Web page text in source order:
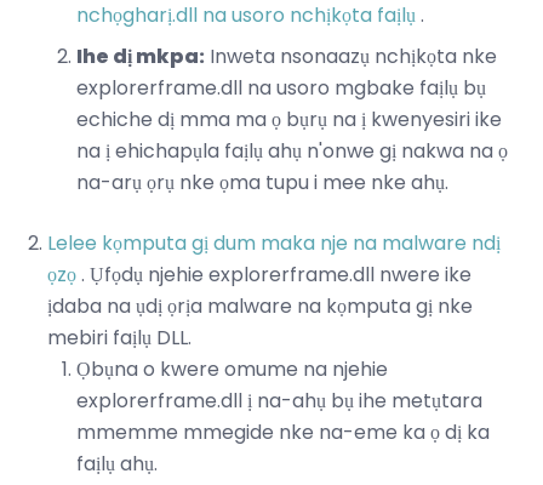
nchọgharị.dll na usoro nchịkọta faịlụ.
Ihe dị mkpa: Inweta nsonaazụ nchịkọta nke
explorerframe.dll na usoro mgbake faịlụ bụ
echiche dị mma ma ọ bụrụ na ị kwenyesiri ike
na ị ehichapụla faịlụ ahụ n'onwe gị nakwa na ọ
na-arụ ọrụ nke ọma tupu i mee nke ahụ.
Lelee kọmputa gị dum maka nje na malware ndị
ọzọ. Ụfọdụ njehie explorerframe.dll nwere ike
ịdaba na ụdị ọrịa malware na kọmputa gị nke
mebiri faịlụ DLL.
Ọbụna o kwere omume na njehie
explorerframe.dll ị na-ahụ bụ ihe metụtara
mmemme mmegide nke na-eme ka ọ dị ka
faịlụ ahụ.